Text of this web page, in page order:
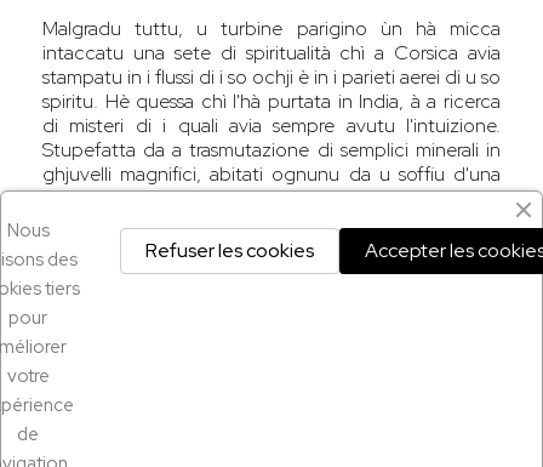
Malgradu tuttu, u turbine parigino ùn hà micca
intaccatu una sete di spiritualità chì a Corsica avia
stampatu in i flussi di i so ochji è in i parieti aerei di u so
spiritu. Hè quessa chì l'hà purtata in India, à a ricerca
di misteri di i quali avia sempre avutu l'intuizione.
Stupefatta da a trasmutazione di semplici minerali in
ghjuvelli magnifici, abitati ognunu da u soffiu d'una
divinità, sapia, in fondu à ella, chì era nata per realizà
stu miraculu. Da tandu travaglia cun ardore è
accanimentu per chì si produca à ognuna di e so
creazioni.
Nous
des
tiers
pour
votre
de
Accepter les
Refuser les cookies